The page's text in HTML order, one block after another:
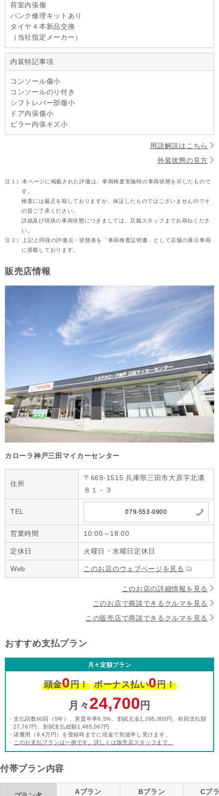
荷室内張傷
パンク修理キットあり
タイヤ４本新品交換
（当社指定メーカー）
内装特記事項
コンソール傷小
コンソールのり付き
シフトレバー部傷小
ドア内張傷小
ピラー内張キズ小
用語解説はこちら
外装状態の見方
注１）本ページに掲載された評価は、車両検査実施時の車両状態を示したもので
す。
検査には厳正を期しておりますが、保証したものではございませんのでそ
の旨ご了承ください。
詳細及び現状の車両状態につきましては、店舗スタッフまでお尋ねくださ
い。
注２）
上記と同様の評価点・状態表を「車両検査証明書」として店舗の展示車両
に搭載しております。
販売店情報
カローラ神戸三田マイカーセンター
住所
〒669-1515 兵庫県三田市大原字北溝
８１－３
TEL 079-553-0900
営業時間 10:00～18:00
定休日 火曜日・水曜日定休日
Web このお店のウェブページを見る
このお店の詳細情報を見る
このお店で商談できるクルマを見る
この販売店で商談できるクルマを見る
おすすめ支払プラン
月々定額プラン
頭金0円！ ボーナス払い0円！
月々24,700 円
・支払回数60回（5年）、実質年率6.5%、割賦元金1,265,000円、初回支払額
27,767円、割賦支払総額1,485,067円
・諸費用（9.4万円）を登録時までに現金で別途申し受けます。
・ このお支払プランは一例です。詳しくは販売店スタッフまで。
付帯プラン内容
Aプラン
Bプラン
Cプ